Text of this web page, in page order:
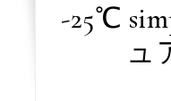
-25℃
ュ